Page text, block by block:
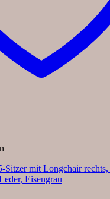
Sitzer mit Longchair
Eisengrau